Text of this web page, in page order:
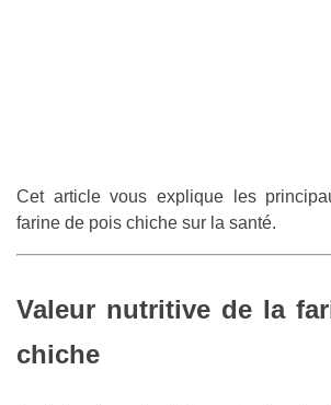
Cet article vous explique les
farine de pois chiche sur la santé.
Valeur nutritive de la
chiche